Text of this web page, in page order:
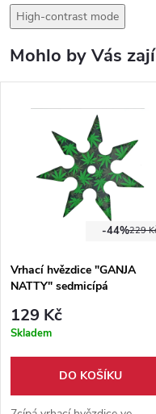
High-contrast mode
Mohlo by Vás
229
-44%
Vrhací hvězdice "GANJA
NATTY" sedmicípá
129 Kč
Skladem
DO KOŠÍKU